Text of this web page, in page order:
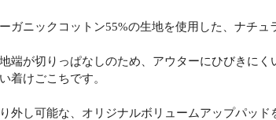
ガニックコットン55%の生地を使用した、ナチュ
端が切りっぱなしのため、アウターにひびきに
着けごこちです。
外し可能な、オリジナルボリュームアップパッド